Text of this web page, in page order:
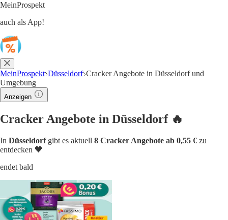
MeinProspekt
auch als App!
MeinProspekt Düsseldorf Cracker Angebote in Düsseldorf und
Umgebung
Anzeigen
Cracker Angebote in Düsseldorf 🔥
In Düsseldorfgibt es aktuell 8 Cracker Angebote ab 0,55 € zu
entdecken 🧡
endet bald